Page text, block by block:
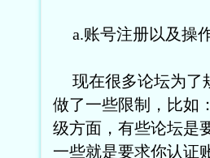
a.账号注册以及操
现在很多论坛为了
做了一些限制，比
级方面，有些论坛是
一些就是要求你认证